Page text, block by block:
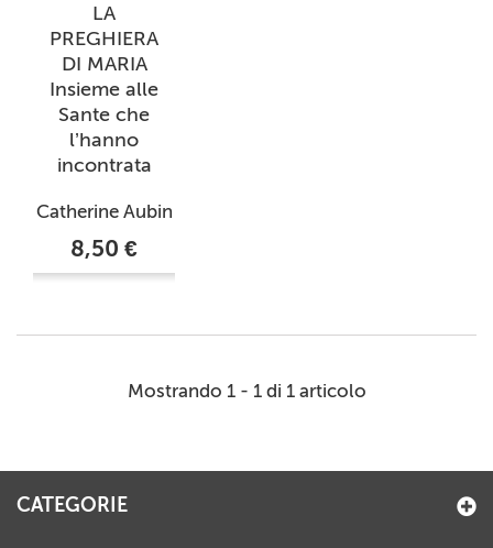
LA
PREGHIERA
DI MARIA
Insieme alle
Sante che
l’hanno
incontrata
Catherine Aubin
8,50 €
Mostrando 1 - 1 di 1 articolo
CATEGORIE